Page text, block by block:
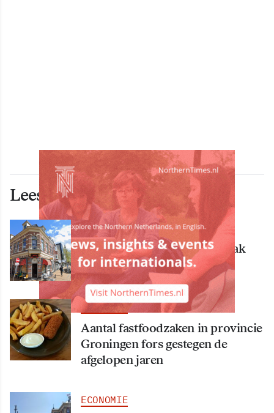
Lees ook deze artikelen
ECONOMIE
Bekende Groningse dönerzaak
Hasret failliet
ECONOMIE
Aantal fastfoodzaken in provincie
Groningen fors gestegen de
afgelopen jaren
ECONOMIE